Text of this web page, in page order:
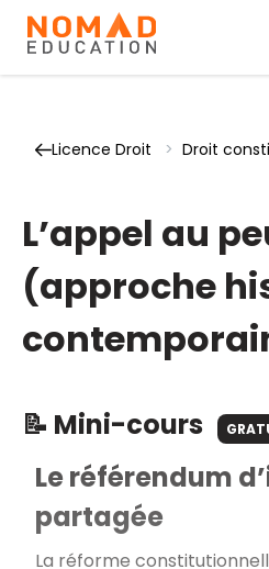
Licence Droit > Droit
L’appel au
(approche
📝 Mini-cours
Le référendum
partagée
La réforme